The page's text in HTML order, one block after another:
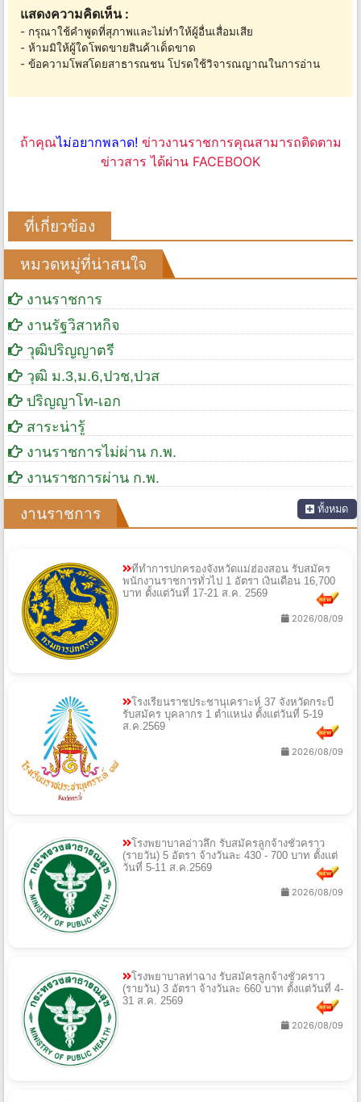
แสดงความคิดเห็น :
- กรุณาใช้คำพูดที่สุภาพและไม่ทำให้ผู้อื่นเสื่อมเสีย
- ห้ามมิให้ผู้ใดโพดขายสินค้าเด็ดขาด
- ข้อความโพสโดยสาธารณชน โปรดใช้วิจารณญาณในการอ่าน
ถ้าคุณไม่อยากพลาด! ข่าวงานราชการคุณสามารถติดตาม
ข่าวสาร ได้ผ่าน FACEBOOK
ที่เกี่ยวข้อง
หมวดหมู่ที่น่าสนใจ
งานราชการ
งานรัฐวิสาหกิจ
วุฒิปริญญาตรี
วุฒิ ม.3,ม.6,ปวช,ปวส
ปริญญาโท-เอก
สาระน่ารู้
งานราชการไม่ผ่าน ก.พ.
งานราชการผ่าน ก.พ.
งานราชการ ทั้งหมด
ที่ทำการปกครองจังหวัดแม่ฮ่องสอน รับสมัคร
พนักงานราชการทั่วไป 1 อัตรา เงินเดือน 16,700
บาท ตั้งแต่วันที่ 17-21 ส.ค. 2569
2026/08/09
โรงเรียนราชประชานุเคราะห์ 37 จังหวัดกระบี่
รับสมัคร บุคลากร 1 ตำแหน่ง ตั้งแต่วันที่ 5-19
ส.ค.2569
2026/08/09
โรงพยาบาลอ่าวลึก รับสมัครลูกจ้างชั่วคราว
(รายวัน) 5 อัตรา จ้างวันละ 430 - 700 บาท ตั้งแต่
วันที่ 5-11 ส.ค.2569
2026/08/09
โรงพยาบาลท่าฉาง รับสมัครลูกจ้างชั่วคราว
(รายวัน) 3 อัตรา จ้างวันละ 660 บาท ตั้งแต่วันที่ 4-
31 ส.ค. 2569
2026/08/09